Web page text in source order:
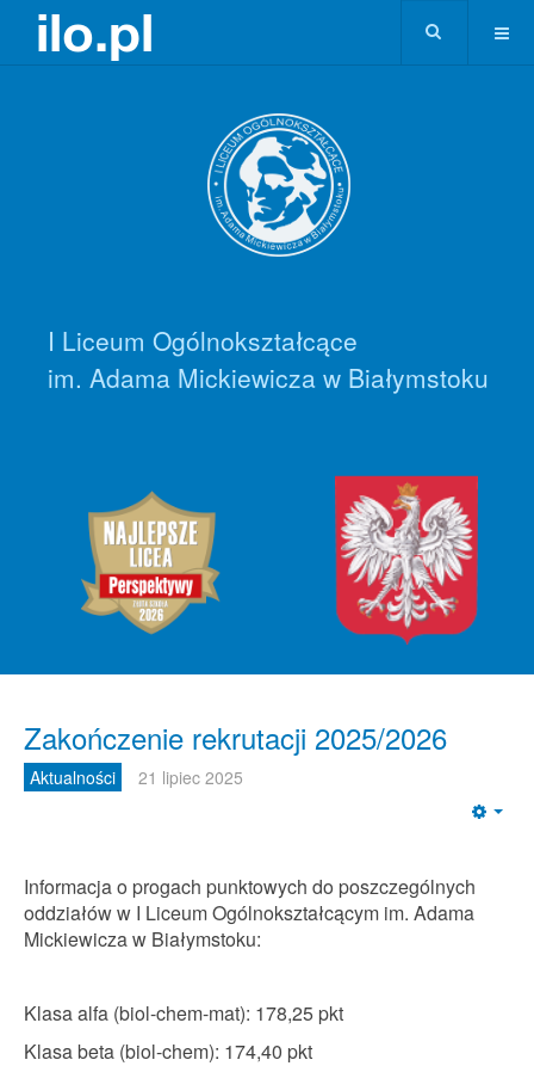
I Liceum Ogólnokształcące
im. Adama Mickiewicza w Białymstoku
Zakończenie rekrutacji 2025/2026
Aktualności 21 lipiec 2025
Informacja o progach punktowych do poszczególnych
oddziałów w I Liceum Ogólnokształcącym im. Adama
Mickiewicza w Białymstoku:
Klasa alfa (biol-chem-mat): 178,25 pkt
Klasa beta (biol-chem): 174,40 pkt